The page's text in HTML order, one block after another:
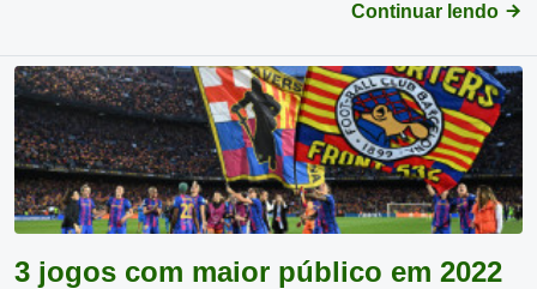
Continuar lendo
3 jogos com maior público em 2022